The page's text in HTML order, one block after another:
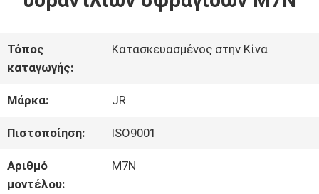
ΒΊΝΤΕΟ
ΠΕΡΊΠΟΥ
ΕΜΕΊΣ
ΓΎΡΟΣ
Τόπος
καταγωγής:
Κατασκευασμένος στην Κίνα
Μάρκα: JR
Πιστοποίηση: ISO9001
Αριθμό
μοντέλου:
M7N